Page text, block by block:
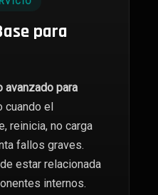
para
avanzado para
cuando el
reinicia, no carga
fallos graves.
estar relacionada
internos.